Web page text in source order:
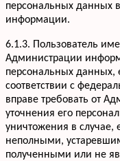
персональных данных
информации.
6.1.3. Пользователь
Администрации
персональных данных,
соответствии с
вправе требовать от
уточнения его
уничтожения в случае,
неполными,
полученными или не